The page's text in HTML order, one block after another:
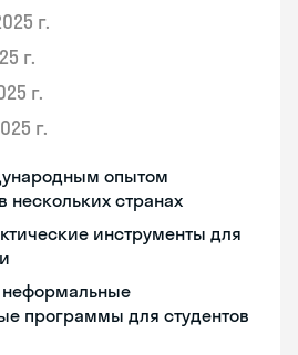
г.
г.
г.
г.
опытом
нескольких странах
инструменты для
неформальные
программы для студентов